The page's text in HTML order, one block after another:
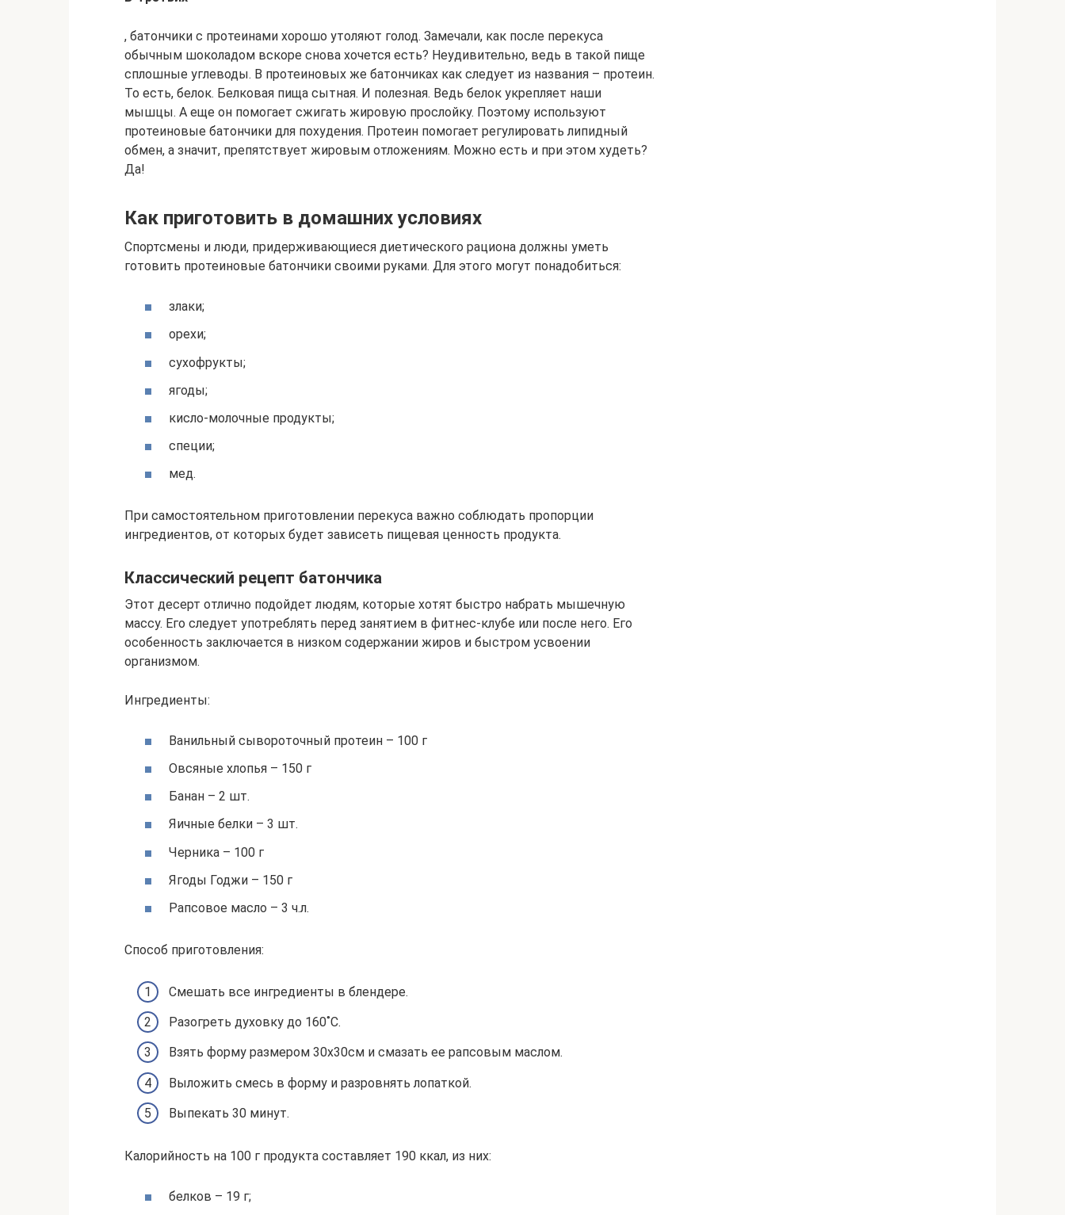
, батончики с протеинами хорошо утоляют голод. Замечали, как после перекуса
обычным шоколадом вскоре снова хочется есть? Неудивительно, ведь в такой пище
сплошные углеводы. В протеиновых же батончиках как следует из названия – протеин.
То есть, белок. Белковая пища сытная. И полезная. Ведь белок укрепляет наши
мышцы. А еще он помогает сжигать жировую прослойку. Поэтому используют
протеиновые батончики для похудения. Протеин помогает регулировать липидный
обмен, а значит, препятствует жировым отложениям. Можно есть и при этом худеть?
Да!
Как приготовить в домашних условиях
Спортсмены и люди, придерживающиеся диетического рациона должны уметь
готовить протеиновые батончики своими руками. Для этого могут понадобиться:
злаки;
орехи;
сухофрукты;
ягоды;
кисло-молочные продукты;
специи;
мед.
При самостоятельном приготовлении перекуса важно соблюдать пропорции
ингредиентов, от которых будет зависеть пищевая ценность продукта.
Классический рецепт батончика
Этот десерт отлично подойдет людям, которые хотят быстро набрать мышечную
массу. Его следует употреблять перед занятием в фитнес-клубе или после него. Его
особенность заключается в низком содержании жиров и быстром усвоении
организмом.
Ингредиенты:
Ванильный сывороточный протеин – 100 г
Овсяные хлопья – 150 г
Банан – 2 шт.
Яичные белки – 3 шт.
Черника – 100 г
Ягоды Годжи – 150 г
Рапсовое масло – 3 ч.л.
Способ приготовления:
Смешать все ингредиенты в блендере.
Разогреть духовку до 160˚C.
Взять форму размером 30х30см и смазать ее рапсовым маслом.
Выложить смесь в форму и разровнять лопаткой.
Выпекать 30 минут.
Калорийность на 100 г продукта составляет 190 ккал, из них:
белков – 19 г;